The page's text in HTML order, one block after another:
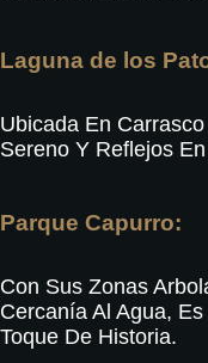
Laguna de los
Ubicada En
Sereno Y Reflejos
Parque Capurro:
Con Sus Zonas
Cercanía Al Agua,
Toque De Historia.